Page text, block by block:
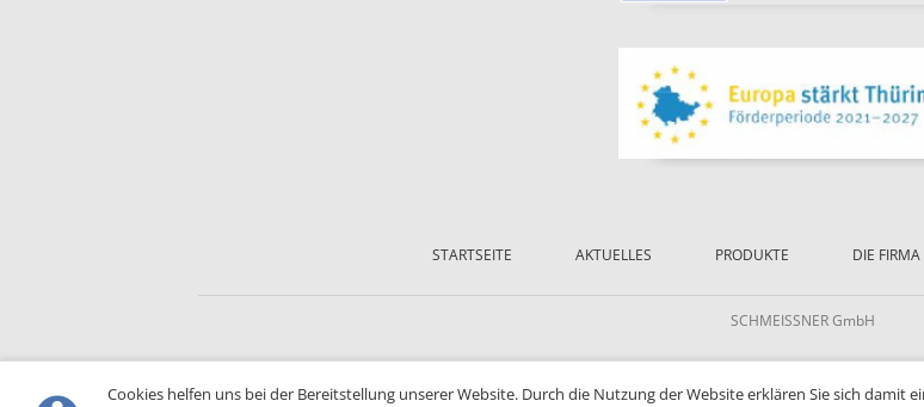
Cookies helfen uns bei der Bereitstellung unserer Website. Durch die Nutzung der Website erklären Sie sich damit
STARTSEITE AKTUELLES PRODUKTE DIE FIRMA
SCHMEISSNER GmbH